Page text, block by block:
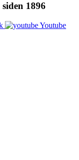
1896
Youtube